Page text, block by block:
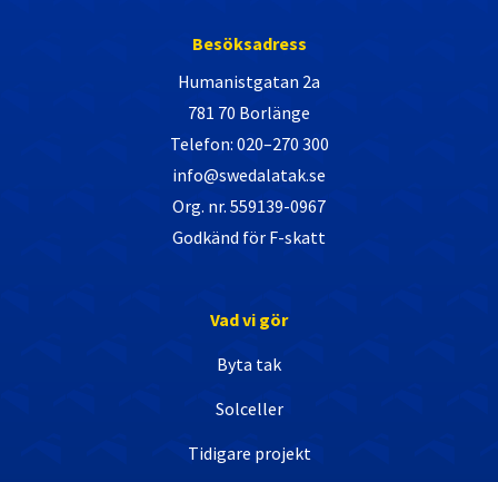
Besöksadress
Humanistgatan 2a
781 70 Borlänge
Telefon: 020–270 300
info@swedalatak.se
Org. nr. 559139-0967
Godkänd för F-skatt
Vad vi gör
Byta tak
Solceller
Tidigare projekt